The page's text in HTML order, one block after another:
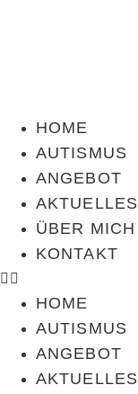
HOME
AUTISMUS
ANGEBOT
AKTUELLES
ÜBER MICH
KONTAKT
HOME
AUTISMUS
ANGEBOT
AKTUELLES